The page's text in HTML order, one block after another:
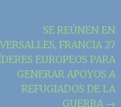
SE REÚNEN EN
VERSALLES, FRANCIA 27
EUROPEOS PARA
GENERAR APOYOS A
REFUGIADOS DE LA
GUERRA →